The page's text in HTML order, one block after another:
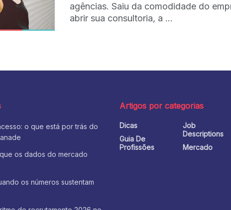
agências. Saiu da comodidade do
abrir sua consultoria, a ...
o que está por trás do
os dados do mercado
os números sustentam
Artigos por categorias
Dicas
Guia De
Profissões
Job
Descriptions
Mercado